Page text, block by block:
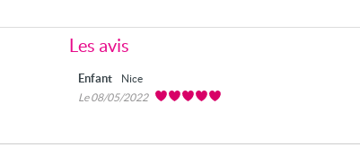
Les avis
Enfant
Nice
Le 08/05/2022